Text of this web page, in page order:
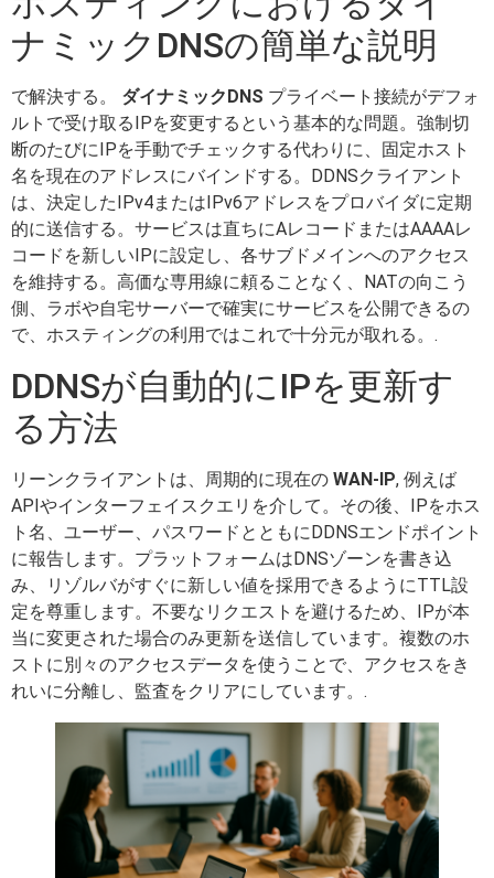
ナミックDNSの簡単な説明
で解決する。 ダイナミックDNS プライベート接続がデフォ
ルトで受け取るIPを変更するという基本的な問題。強制切
断のたびにIPを手動でチェックする代わりに、固定ホスト
名を現在のアドレスにバインドする。DDNSクライアント
は、決定したIPv4またはIPv6アドレスをプロバイダに定期
的に送信する。サービスは直ちにAレコードまたはAAAAレ
コードを新しいIPに設定し、各サブドメインへのアクセス
を維持する。高価な専用線に頼ることなく、NATの向こう
側、ラボや自宅サーバーで確実にサービスを公開できるの
で、ホスティングの利用ではこれで十分元が取れる。.
DDNSが自動的にIPを更新す
る方法
リーンクライアントは、周期的に現在の WAN-IP, 例えば
APIやインターフェイスクエリを介して。その後、IPをホス
ト名、ユーザー、パスワードとともにDDNSエンドポイント
に報告します。プラットフォームはDNSゾーンを書き込
み、リゾルバがすぐに新しい値を採用できるようにTTL設
定を尊重します。不要なリクエストを避けるため、IPが本
当に変更された場合のみ更新を送信しています。複数のホ
ストに別々のアクセスデータを使うことで、アクセスをき
れいに分離し、監査をクリアにしています。.